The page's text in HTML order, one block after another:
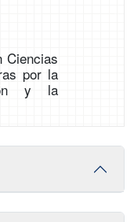
Ciencias
por la
y la